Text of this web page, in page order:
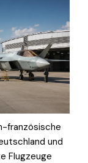
französische
und
Flugzeuge